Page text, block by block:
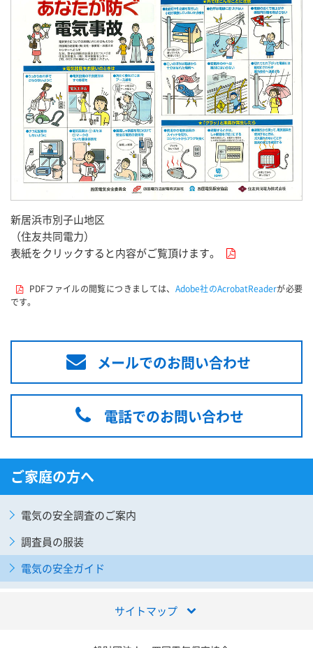
新居浜市別子山地区
（住友共同電力）
表紙をクリックすると内容がご覧頂けます。
PDFファイルの閲覧につきましては、 Adobe社のAcrobatReaderが必要
です。
メールでのお問い合わせ
電話でのお問い合わせ
ご家庭の方へ
電気の安全調査のご案内
調査員の服装
電気の安全ガイド
サイトマップ